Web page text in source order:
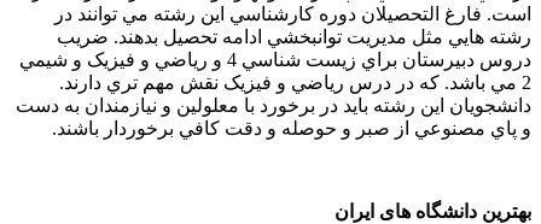
است. فارغ التحصيلان دوره کارشناسي اين رشته مي توانند در
رشته هايي مثل مديريت توانبخشي ادامه تحصيل بدهند. ضريب
دروس دبيرستان براي زيست شناسي 4 و رياضي و فيزيک و شيمي
2 مي باشد. که در درس رياضي و فيزيک نقش مهم تري دارند.
دانشجويان اين رشته بايد در برخورد با معلولين و نيازمندان به دست
و پاي مصنوعي از صبر و حوصله و دقت کافي برخوردار باشند.
بهترین دانشگاه های ایران